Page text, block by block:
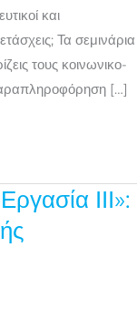
και
Τα σεμινάρια
τους κοινωνικο-
[…]
ΙΙΙ»: